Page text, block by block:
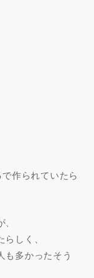
で作られていたら
しく、
も多かったそう